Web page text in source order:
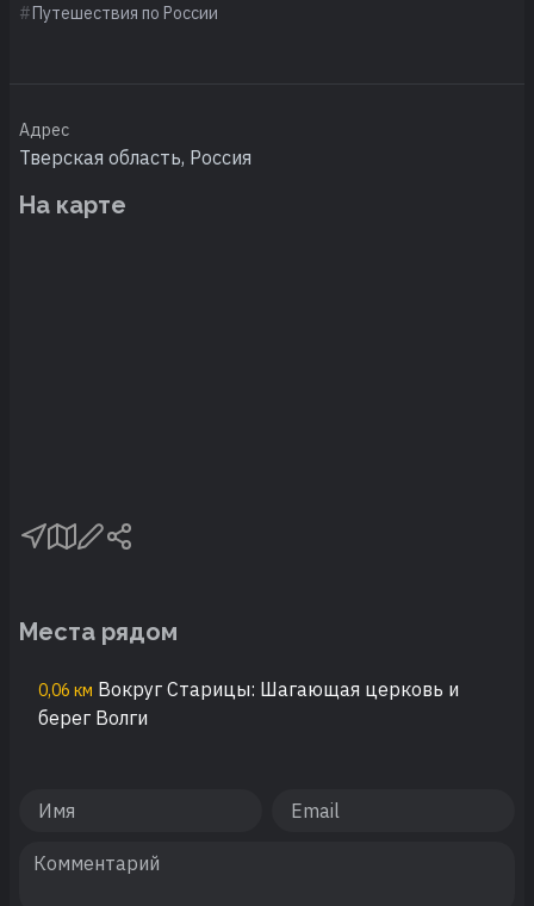
Путешествия по России
Адрес
Тверская область, Россия
На карте
Места рядом
0,06 км Вокруг Старицы: Шагающая церковь и
берег Волги